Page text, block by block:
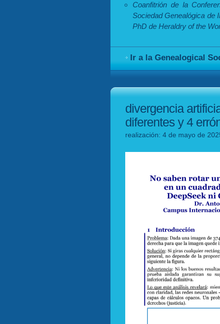
Coanfitrión de la
Sociedad Genealógica de
PhD de Heraldry of the
Ir a la Genealogical
divergencia
diferentes y 4
realización: 4 de mayo de